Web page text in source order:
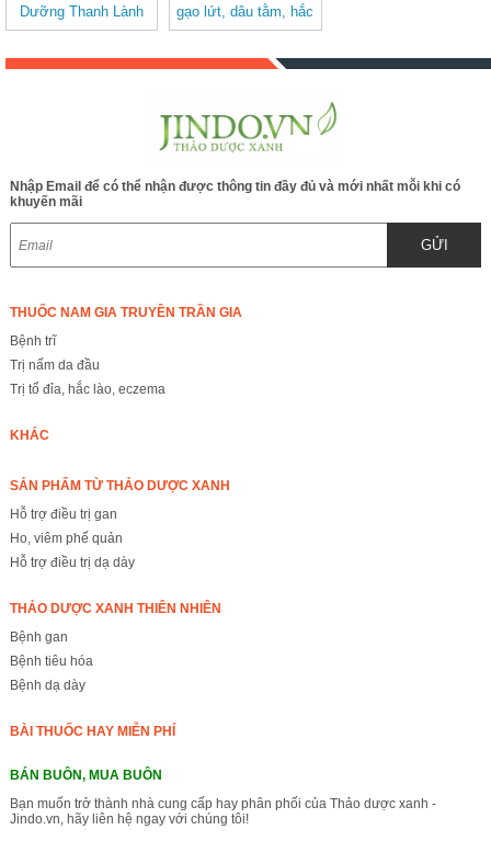
Dưỡng Thanh Lành
Từ Gạo Lứt Và Hạt
gạo lứt, dâu tằm, hắc
kỷ tử, mè đen, đậu
Nhập Email để có thể nhận được thông tin đầy đủ và mới nhất mỗi khi có
khuyến mãi
GỬI
THUỐC NAM GIA TRUYỀN TRẦN GIA
Bệnh trĩ
Trị nấm da đầu
Trị tổ đỉa, hắc lào, eczema
KHÁC
SẢN PHẨM TỪ THẢO DƯỢC XANH
Hỗ trợ điều trị gan
Ho, viêm phế quản
Hỗ trợ điều trị dạ dày
THẢO DƯỢC XANH THIÊN NHIÊN
Bệnh gan
Bệnh tiêu hóa
Bệnh dạ dày
BÀI THUỐC HAY MIỄN PHÍ
BÁN BUÔN, MUA BUÔN
Bạn muốn trở thành nhà cung cấp hay phân phối của Thảo dược xanh -
Jindo.vn, hãy liên hệ ngay với chúng tôi!